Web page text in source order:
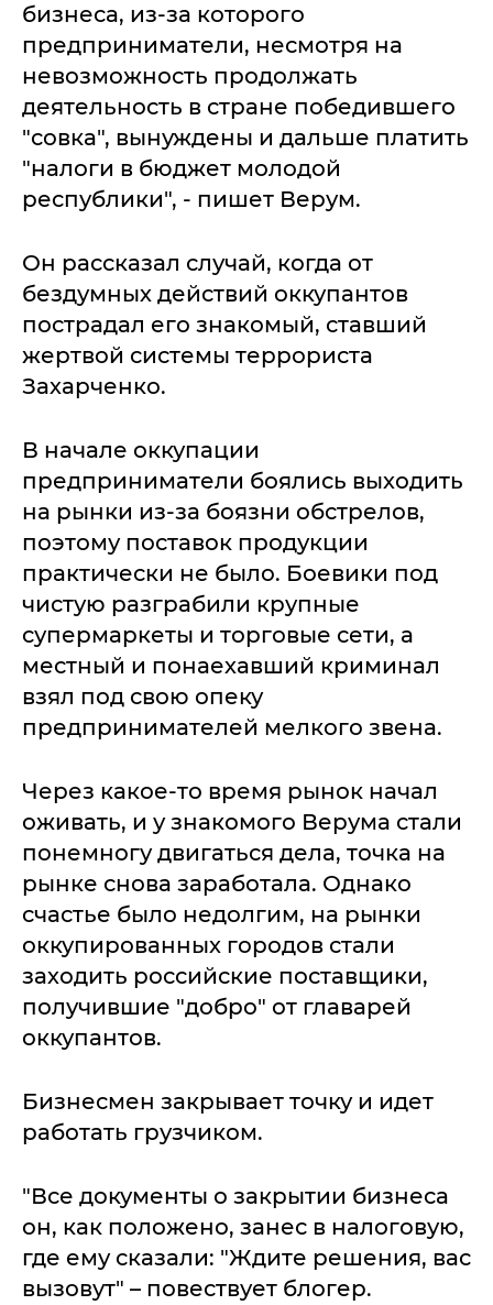
бизнеса, из-за которого
предприниматели, несмотря на
невозможность продолжать
деятельность в стране победившего
"совка", вынуждены и дальше платить
"налоги в бюджет молодой
республики", - пишет Верум.
Он рассказал случай, когда от
бездумных действий оккупантов
пострадал его знакомый, ставший
жертвой системы террориста
Захарченко.
В начале оккупации
предприниматели боялись выходить
на рынки из-за боязни обстрелов,
поэтому поставок продукции
практически не было. Боевики под
чистую разграбили крупные
супермаркеты и торговые сети, а
местный и понаехавший криминал
взял под свою опеку
предпринимателей мелкого звена.
Через какое-то время рынок начал
оживать, и у знакомого Верума стали
понемногу двигаться дела, точка на
рынке снова заработала. Однако
счастье было недолгим, на рынки
оккупированных городов стали
заходить российские поставщики,
получившие "добро" от главарей
оккупантов.
Бизнесмен закрывает точку и идет
работать грузчиком.
"Все документы о закрытии бизнеса
он, как положено, занес в налоговую,
где ему сказали: "Ждите решения, вас
вызовут" – повествует блогер.